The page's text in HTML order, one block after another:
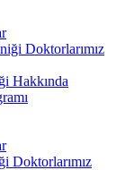
Doktorlarımız
Hakkında
Doktorlarımız